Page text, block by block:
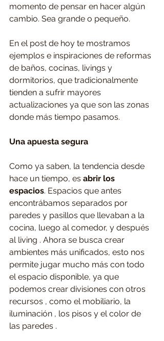
momento de pensar en hacer algún
cambio. Sea grande o pequeño.
En el post de hoy te mostramos
ejemplos e inspiraciones de reformas
de baños, cocinas, livings y
dormitorios, que tradicionalmente
tienden a sufrir mayores
actualizaciones ya que son las zonas
donde más tiempo pasamos.
Una apuesta segura
Como ya saben, la tendencia desde
hace un tiempo, es abrir los
espacios. Espacios que antes
encontrábamos separados por
paredes y pasillos que llevaban a la
cocina, luego al comedor, y después
al living . Ahora se busca crear
ambientes más unificados, esto nos
permite jugar mucho más con todo
el espacio disponible, ya que
podemos crear divisiones con otros
recursos , como el mobiliario, la
iluminación , los pisos y el color de
las paredes .